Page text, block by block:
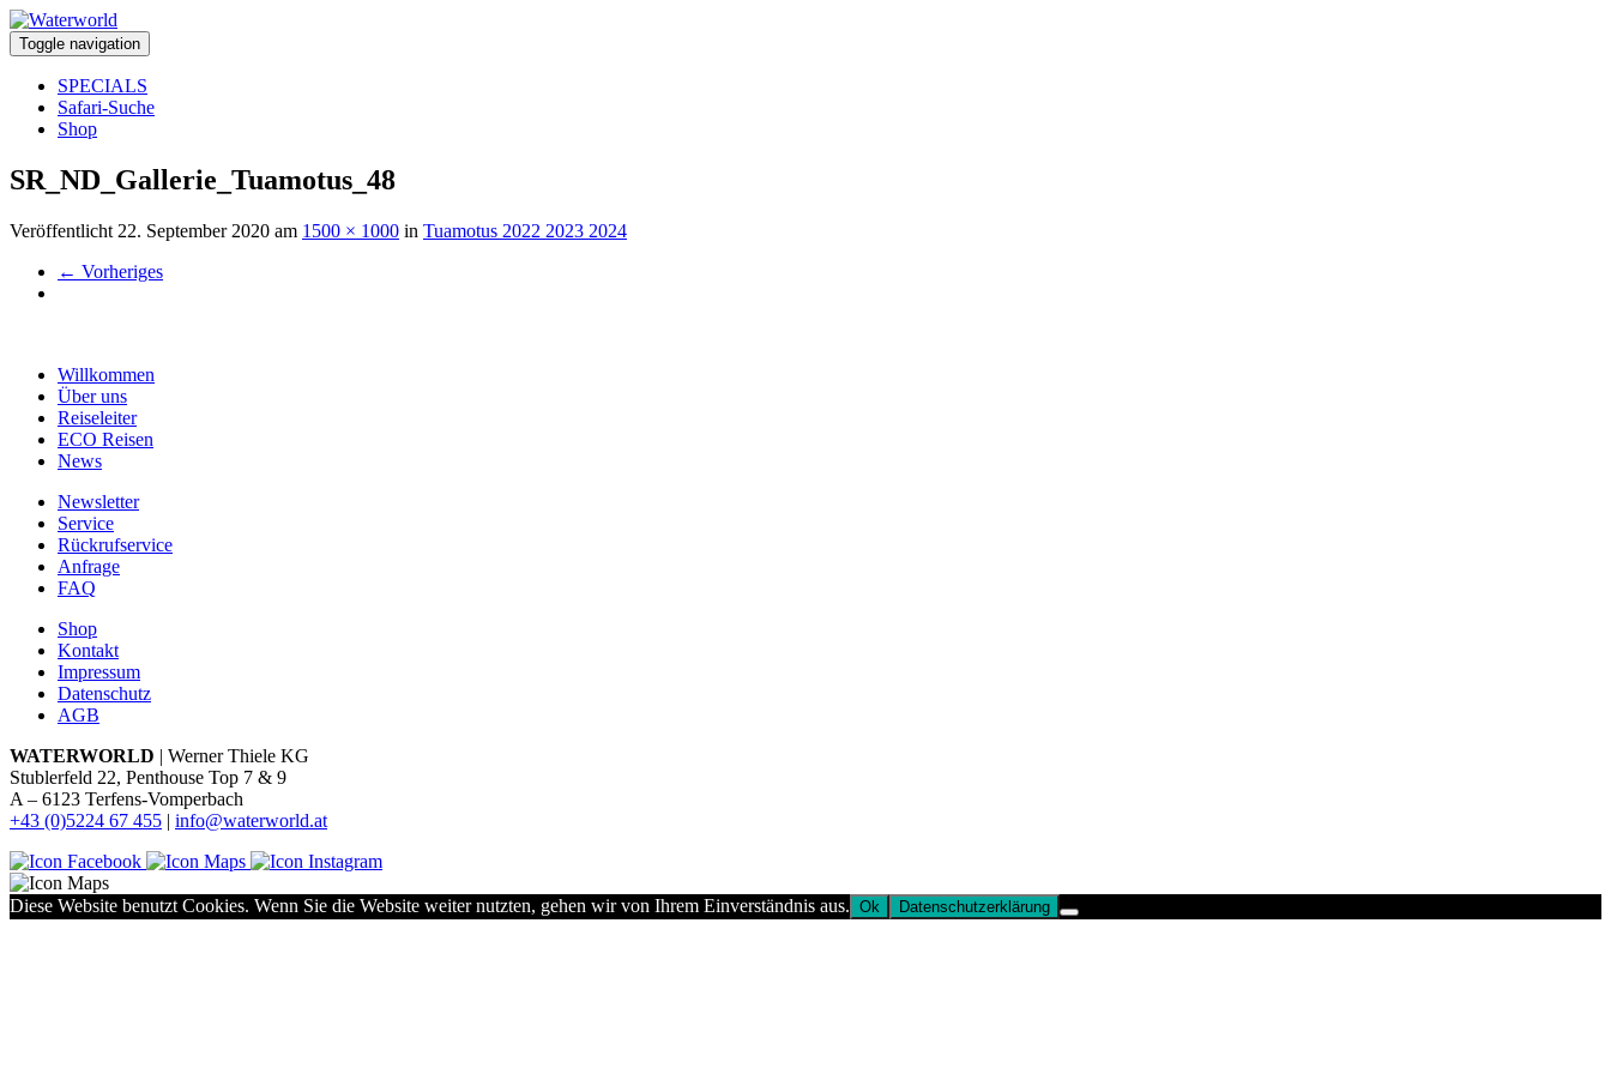
Toggle navigation
SPECIALS
Safari-Suche
Shop
SR_ND_Gallerie_Tuamotus_48
Veröffentlicht 22. September 2020 am 1500 × 1000 in Tuamotus 2022 2023 2024
← Vorheriges
Willkommen
Über uns
Reiseleiter
ECO Reisen
News
Newsletter
Service
Rückrufservice
Anfrage
FAQ
Shop
Kontakt
Impressum
Datenschutz
AGB
WATERWORLD | Werner Thiele KG
Stublerfeld 22, Penthouse Top 7 & 9
A – 6123 Terfens-Vomperbach
+43 (0)5224 67 455 | info@waterworld.at
Diese Website benutzt Cookies. Wenn Sie die Website weiter nutzten, gehen wir von Ihrem Einverständnis aus. Ok Datenschutzerklärung